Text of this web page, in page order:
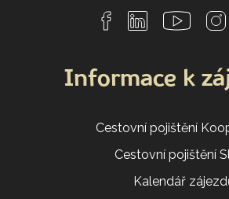
Informace k
Cestovní pojištění
Cestovní pojištění
Kalendář